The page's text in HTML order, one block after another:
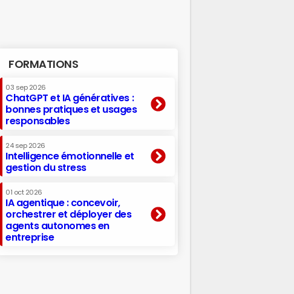
FORMATIONS
03 sep 2026
ChatGPT et IA génératives :
bonnes pratiques et usages
responsables
24 sep 2026
Intelligence émotionnelle et
gestion du stress
01 oct 2026
IA agentique : concevoir,
orchestrer et déployer des
agents autonomes en
entreprise